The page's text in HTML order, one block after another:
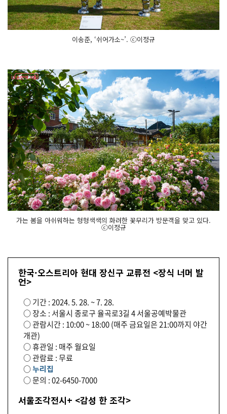
이송준, ‘쉬어가소~’. ⓒ이정규
가는 봄을 아쉬워하는 형형색색의 화려한 꽃무리가 방문객을 맞고 있다.
ⓒ이정규
한국·오스트리아 현대 장신구 교류전 <장식 너머 발
언>
○ 기간 : 2024. 5. 28. ~ 7. 28.
○ 장소 : 서울시 종로구 율곡로3길 4 서울공예박물관
○ 관람시간 : 10:00 ~ 18:00 (매주 금요일은 21:00까지 야간
개관)
○ 휴관일 : 매주 월요일
○ 관람료 : 무료
○누리집
○ 문의 : 02-6450-7000
서울조각전시+ <감성 한 조각>